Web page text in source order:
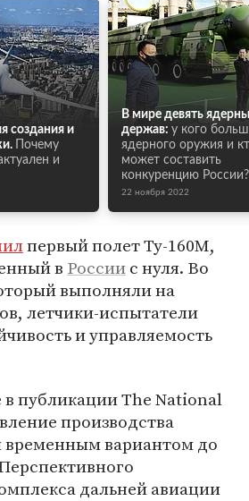
создания и
Почему
и
В мире девять
держав: у кого
ядерного оружия и
может составить
конкуренцию России?
22 ноября 2022
первый полет Ту-160М,
в Россиис нуля. Во
выполняли на
летчики-испытатели
и управляемость
публикации The National
производства
временным вариантом до
дальней авиации